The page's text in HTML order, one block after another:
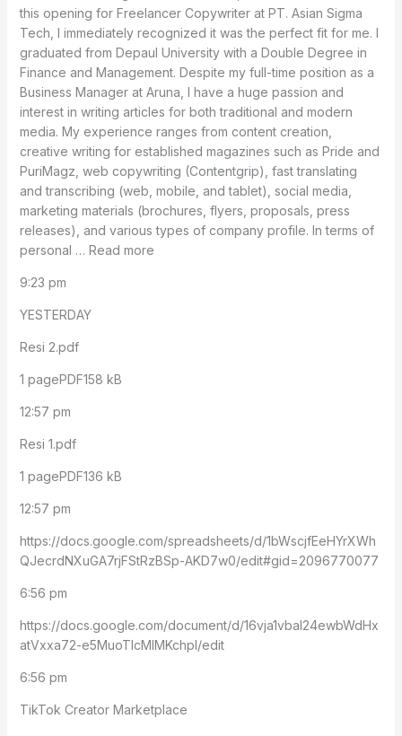
this opening for Freelancer Copywriter at PT. Asian Sigma
Tech, I immediately recognized it was the perfect fit for me. I
graduated from Depaul University with a Double Degree in
Finance and Management. Despite my full-time position as a
Business Manager at Aruna, I have a huge passion and
interest in writing articles for both traditional and modern
media. My experience ranges from content creation,
creative writing for established magazines such as Pride and
PuriMagz, web copywriting (Contentgrip), fast translating
and transcribing (web, mobile, and tablet), social media,
marketing materials (brochures, flyers, proposals, press
releases), and various types of company profile. In terms of
personal … Read more
9:23 pm
YESTERDAY
Resi 2.pdf
1 pagePDF158 kB
12:57 pm
Resi 1.pdf
1 pagePDF136 kB
12:57 pm
https://docs.google.com/spreadsheets/d/1bWscjfEeHYrXWh
QJecrdNXuGA7rjFStRzBSp-AKD7w0/edit#gid=2096770077
6:56 pm
https://docs.google.com/document/d/16vja1vbaI24ewbWdHx
atVxxa72-e5MuoTIcMIMKchpI/edit
6:56 pm
TikTok Creator Marketplace